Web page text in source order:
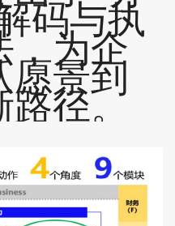
码与执
，为企
愿景到
路径。